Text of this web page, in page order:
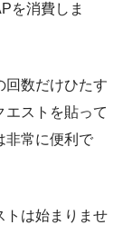
を消費しま
回数だけひたす
エストを貼って
非常に便利で
トは始まりませ